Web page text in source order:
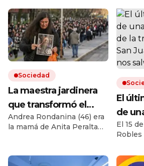
Sociedad
La maestra jardinera
que transformó el
peor dolor en la voz de
un reclamo masivo por
Andrea Rondanina (46) era
la mamá de Anita Peralta
ruta 88, entre Mar del Plata
El
de
de la
de
El 15
Robles
recibió